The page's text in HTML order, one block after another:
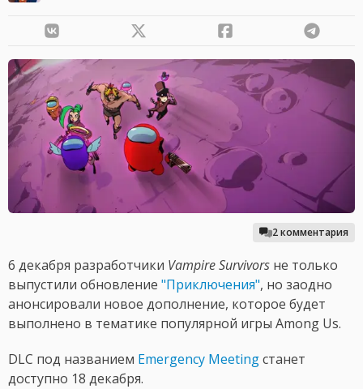
2 комментария
6 декабря разработчики Vampire Survivors не только
выпустили обновление "Приключения", но заодно
анонсировали новое дополнение, которое будет
выполнено в тематике популярной игры Among Us.
DLC под названием Emergency Meetingстанет
доступно 18 декабря.